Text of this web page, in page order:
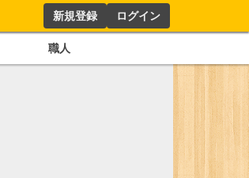
新規登録 ログイン
職人